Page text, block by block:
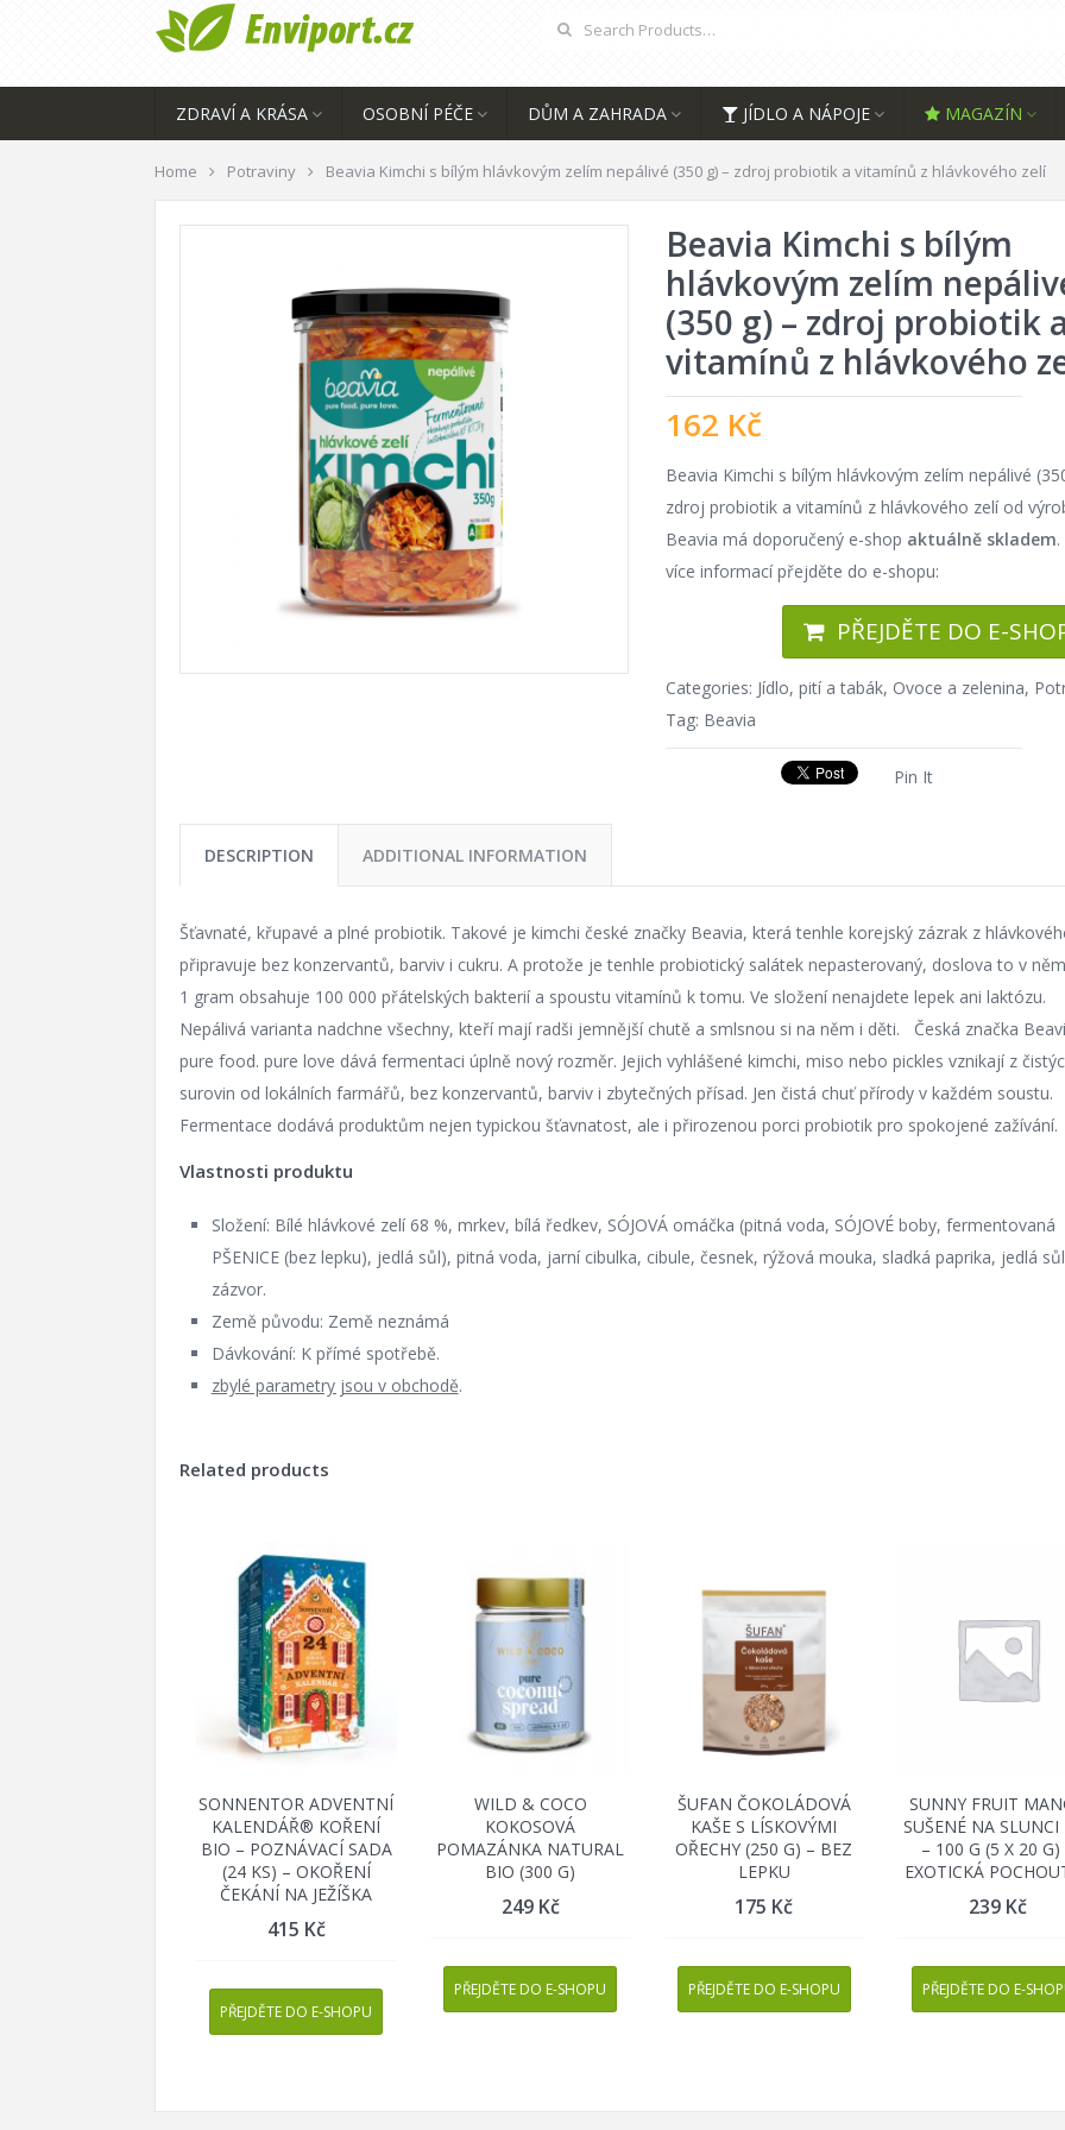
ZDRAVÍ A KRÁSA OSOBNÍ PÉČE DŮM A ZAHRADA JÍDLO A NÁPOJE MAGAZÍN
Home Potraviny Beavia Kimchi s bílým hlávkovým zelím nepálivé (350 g) – zdroj probiotik a vitamínů z hlávkového zelí
Beavia Kimchi s bílým
hlávkovým zelím
(350 g) – zdroj probiotik
vitamínů z hlávkového
162 Kč
Beavia Kimchi s bílým hlávkovým zelím nepálivé
zdroj probiotik a vitamínů z hlávkového zelí od
Beavia má doporučený e-shop aktuálně skladem
více informací přejděte do e-shopu:
PŘEJDĚTE DO E-
Categories: Jídlo, pití a tabák, Ovoce a zelenina,
Tag: Beavia
Pin It
DESCRIPTION ADDITIONAL INFORMATION
Šťavnaté, křupavé a plné probiotik. Takové je kimchi české značky Beavia, která tenhle korejský zázrak z
připravuje bez konzervantů, barviv i cukru. A protože je tenhle probiotický salátek nepasterovaný, doslova to v
1 gram obsahuje 100 000 přátelských bakterií a spoustu vitamínů k tomu. Ve složení nenajdete lepek ani laktózu.
Nepálivá varianta nadchne všechny, kteří mají radši jemnější chutě a smlsnou si na něm i děti. Česká značka
pure food. pure love dává fermentaci úplně nový rozměr. Jejich vyhlášené kimchi, miso nebo pickles vznikají z
surovin od lokálních farmářů, bez konzervantů, barviv i zbytečných přísad. Jen čistá chuť přírody v každém soustu.
Fermentace dodává produktům nejen typickou šťavnatost, ale i přirozenou porci probiotik pro spokojené zažívání.
Vlastnosti produktu
Složení: Bílé hlávkové zelí 68 %, mrkev, bílá ředkev, SÓJOVÁ omáčka (pitná voda, SÓJOVÉ boby, fermentovaná
PŠENICE (bez lepku), jedlá sůl), pitná voda, jarní cibulka, cibule, česnek, rýžová mouka, sladká paprika, jedlá
zázvor.
Země původu: Země neznámá
Dávkování: K přímé spotřebě.
zbylé parametry jsou v obchodě.
Related products
SONNENTOR ADVENTNÍ
KALENDÁŘ® KOŘENÍ
BIO – POZNÁVACÍ SADA
(24 KS) – OKOŘENÍ
ČEKÁNÍ NA JEŽÍŠKA
415 Kč
PŘEJDĚTE DO E-SHOPU
WILD & COCO
KOKOSOVÁ
POMAZÁNKA NATURAL
BIO (300 G)
249 Kč
PŘEJDĚTE DO E-SHOPU
ŠUFAN ČOKOLÁDOVÁ
KAŠE S LÍSKOVÝMI
OŘECHY (250 G) – BEZ
LEPKU
175 Kč
PŘEJDĚTE DO E-SHOPU
SUNNY FRUIT
SUŠENÉ NA SLUNCI
– 100 G (5 X 20 G)
EXOTICKÁ
239 Kč
PŘEJDĚTE DO E-